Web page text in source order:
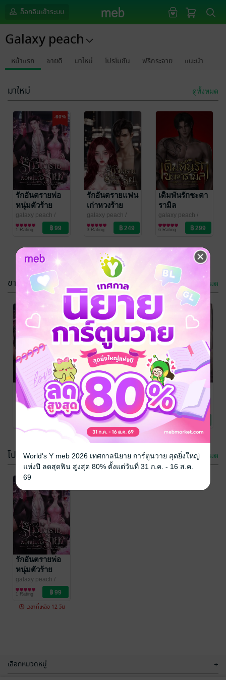
ล็อกอินเข้าระบบ
Galaxy peach
หน้าแรก ขายดี มาใหม่ โปรโมชัน ฟรีกระจาย แนะนำ
มาใหม่ ดูทั้งหมด
-60%
รักอันตรายพ่อ
หนุ่มตัวร้าย
galaxy peach /
Galaxy peach
นิยายรักวัยรุ่น
1 Rating
รักอันตรายแฟน
เก่าหวงร้าย
galaxy peach /
Galaxy peach
นิยายโรมานซ์
3 Rating
เดิมพันรักชะตา
รามิล
galaxy peach /
Galaxy peach
นิยายโรมานซ์
6 Rating
รักอันตราย
มาเฟียร้าย เล่ม
2galaxy peach /
Galaxy peach
นิยายโรมานซ์
2 Rating
รักอันตราย
มาเฟียร้าย เล่ม
1
galaxy peach/
Galaxy peach
นิยายโรมานซ์
4 Rating
ขายดี ดูทั้งหมด
รักอันตรายพ่อ
หนุ่มตัวร้าย
galaxy peach/
Galaxy peach
นิยายรักวัยรุ่น
จริตพี่มังกรออก
สาว #เหนือ
มังกร
galaxy peach
Galaxy peach
นิยายโรมานซ์
24 Rating
เสืออย่าร้ายนัก
#เสือของหนูพีช
galaxypeach/
Galaxy peach
นิยายโรมานซ์
5 Rating
เมียในทะเบียน
สมรส
galaxy peach/
Galaxy peach
นิยายรัก
No Rating
โปรโมชัน ดูทั้งหมด
รักอันตรายพ่อ
หนุ่มตัวร้าย
galaxy peach /
Galaxy peach
นิยายรักวัยรุ่น
1 Rating
เวลาที่เหลือ 12 วัน
เลือกหมวดหมู่ +
World's Y meb 2026 เทศกาลนิยาย การ์ตูนวาย สุดยิ่งใหญ่
แห่งปี ลดสุดฟิน สูงสุด 80% ตั้งแต่วันที่ 31 ก.ค. - 16 ส.ค.
69